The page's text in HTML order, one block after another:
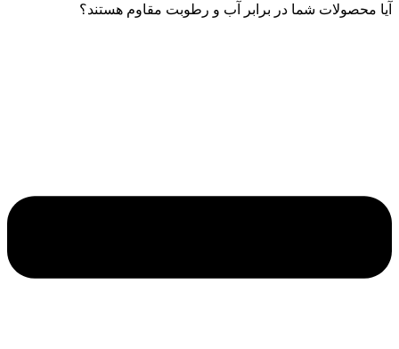
آیا محصولات شما در برابر آب و رطوبت مقاوم هستند؟